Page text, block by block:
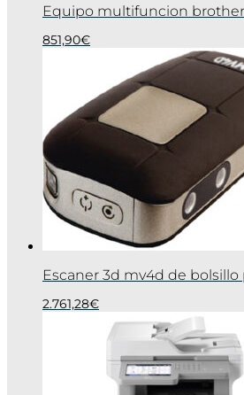
Equipo multifuncion brother
851,90€
Escaner 3d mv4d de
2.761,28€